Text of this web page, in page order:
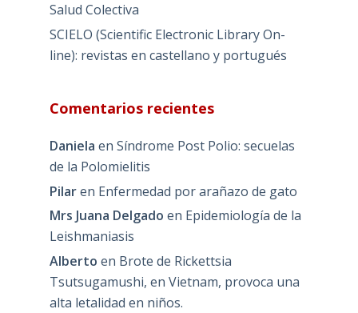
Salud Colectiva
SCIELO (Scientific Electronic Library On-
line): revistas en castellano y portugués
Comentarios recientes
Daniela en Síndrome Post Polio: secuelas
de la Polomielitis
Pilaren Enfermedad por arañazo de gato
Mrs Juana Delgado en Epidemiología de la
Leishmaniasis
Alberto en Brote de Rickettsia
Tsutsugamushi, en Vietnam, provoca una
alta letalidad en niños.